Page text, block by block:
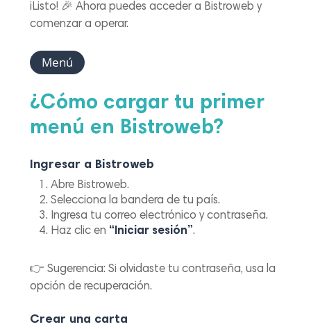
¡Listo! 🎉 Ahora puedes acceder a Bistroweb y
comenzar a operar.
Menú
¿Cómo cargar tu primer
menú en Bistroweb?
Ingresar a Bistroweb
Abre Bistroweb.
Selecciona la bandera de tu país.
Ingresa tu correo electrónico y contraseña.
Haz clic en “Iniciar sesión”.
👉Sugerencia: Si olvidaste tu contraseña, usa la
opción de recuperación.
Crear una carta